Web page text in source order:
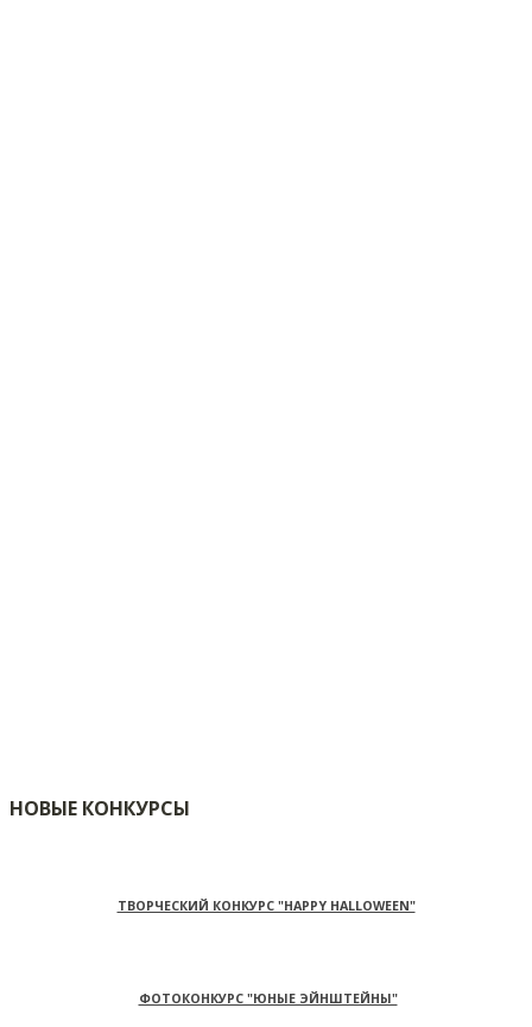
НОВЫЕ КОНКУРСЫ
ТВОРЧЕСКИЙ КОНКУРС "HAPPY HALLOWEEN"
ФОТОКОНКУРС "ЮНЫЕ ЭЙНШТЕЙНЫ"